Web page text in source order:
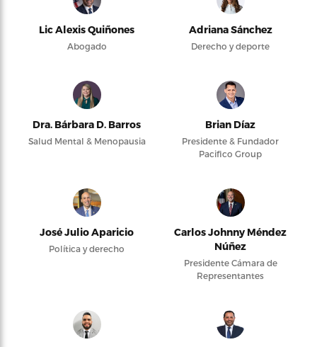
Lic Alexis Quiñones
Abogado
Adriana Sánchez
Derecho y deporte
Dra. Bárbara D. Barros
Salud Mental & Menopausia
Brian Díaz
Presidente & Fundador
Pacifico Group
José Julio Aparicio
Política y derecho
Carlos Johnny Méndez
Núñez
Presidente Cámara de
Representantes